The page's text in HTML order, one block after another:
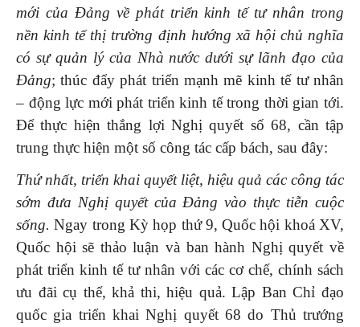
mới của Đảng về phát triển kinh tế tư nhân trong
nền kinh tế thị trường định hướng xã hội chủ nghĩa
có sự quản lý của Nhà nước dưới sự lãnh đạo của
Đảng; thúc đẩy phát triển mạnh mẽ kinh tế tư nhân
– động lực mới phát triển kinh tế trong thời gian tới.
Để thực hiện thắng lợi Nghị quyết số 68, cần tập
trung thực hiện một số công tác cấp bách, sau đây:
Thứ nhất, triển khai quyết liệt, hiệu quả các công tác
sớm đưa Nghị quyết của Đảng vào thực tiễn cuộc
sống. Ngay trong Kỳ họp thứ 9, Quốc hội khoá XV,
Quốc hội sẽ thảo luận và ban hành Nghị quyết về
phát triển kinh tế tư nhân với các cơ chế, chính sách
ưu đãi cụ thể, khả thi, hiệu quả. Lập Ban Chỉ đạo
quốc gia triển khai Nghị quyết 68 do Thủ trướng